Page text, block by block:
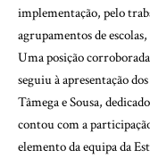
implementação, pelo
agrupamentos de
Uma posição
seguiu à apresentação
Tâmega e Sousa,
contou com a
elemento da equipa da